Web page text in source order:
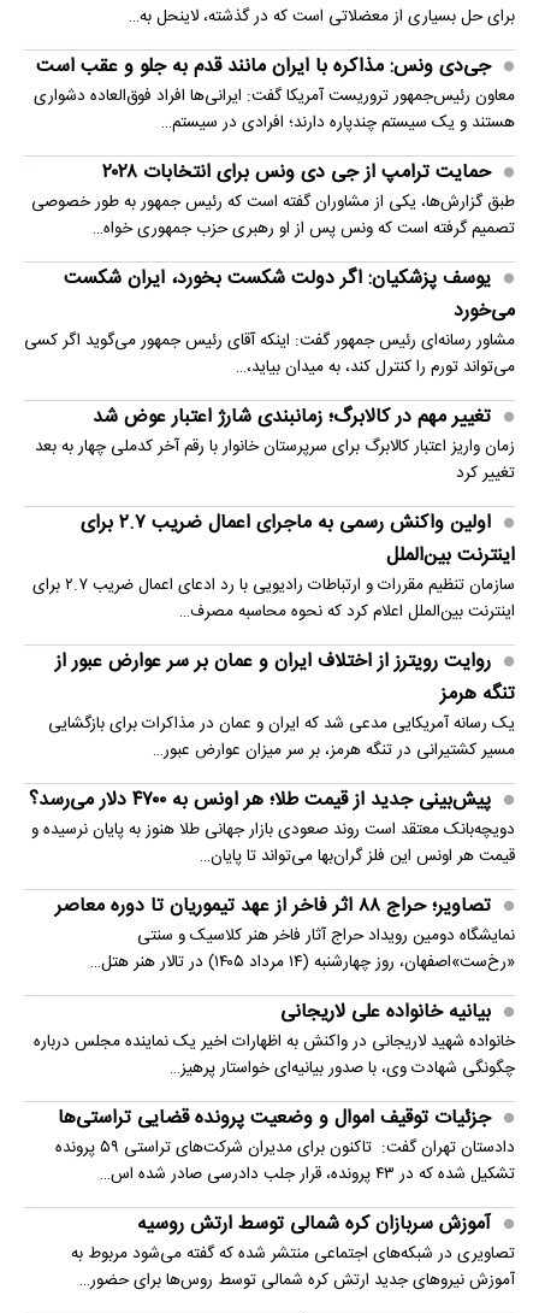
برای حل بسیاری از معضلاتی‌ است که در گذشته، لاینحل به…
جی‌دی ونس: مذاکره با ایران مانند قدم به جلو و عقب است
معاون رئیس‌جمهور تروریست آمریکا گفت: ایرانی‌ها افراد فوق‌العاده دشواری
هستند و یک سیستم چندپاره دارند؛ افرادی در سیستم…
حمایت ترامپ از جی دی ونس برای انتخابات ۲۰۲۸
طبق گزارش‌ها، یکی از مشاوران گفته است که رئیس جمهور به طور خصوصی
تصمیم گرفته است که ونس پس از او رهبری حزب جمهوری خواه…
یوسف پزشکیان: اگر دولت شکست بخورد، ایران شکست
می‌خورد
مشاور رسانه‌ای رئیس جمهور گفت: اینکه آقای رئیس جمهور می‌گوید اگر کسی
می‌تواند تورم را کنترل کند، به میدان بیاید،…
تغییر مهم در کالابرگ؛ زمانبندی‌ شارژ اعتبار عوض شد
زمان واریز اعتبار کالابرگ برای سرپرستان خانوار با رقم آخر کدملی چهار به بعد
تغییر کرد
اولین واکنش رسمی به ماجرای اعمال ضریب ۲.۷ برای
اینترنت بین‌الملل
سازمان تنظیم مقررات و ارتباطات رادیویی با رد ادعای اعمال ضریب ۲.۷ برای
اینترنت بین‌الملل اعلام کرد که نحوه محاسبه مصرف…
روایت رویترز از اختلاف ایران و عمان بر سر عوارض عبور از
تنگه هرمز
یک رسانه آمریکایی مدعی شد که ایران و عمان در مذاکرات برای بازگشایی
مسیر کشتیرانی در تنگه هرمز، بر سر میزان عوارض عبور…
پیش‌بینی جدید از قیمت طلا؛ هر اونس به ۴۷۰۰ دلار می‌رسد؟
دویچه‌بانک معتقد است روند صعودی بازار جهانی طلا هنوز به پایان نرسیده و
قیمت هر اونس این فلز گران‌بها می‌تواند تا پایان…
تصاویر؛ حراج ۸۸ اثر فاخر از عهد تیموریان تا دوره معاصر
نمایشگاه دومین رویداد حراج آثار فاخر هنر کلاسیک و سنتی
«رخ‌ست»اصفهان، روز چهارشنبه (۱۴ مرداد ۱۴۰۵) در تالار هنر هتل…
بیانیه خانواده علی لاریجانی
خانواده شهید لاریجانی در واکنش به اظهارات اخیر یک نماینده مجلس درباره
چگونگی شهادت وی، با صدور بیانیه‌ای خواستار پرهیز…
جزئیات توقیف اموال و وضعیت پرونده قضایی تراستی‌ها
دادستان تهران گفت: تاکنون برای مدیران شرکت‌های تراستی ۵۹ پرونده
تشکیل شده که در ۴۳ پرونده، قرار جلب دادرسی صادر شده اس…
آموزش سربازان کره شمالی توسط ارتش روسیه
تصاویری در شبکه‌های اجتماعی منتشر شده که گفته می‌شود مربوط به
آموزش نیروهای جدید ارتش کره شمالی توسط روس‌ها برای حضور…